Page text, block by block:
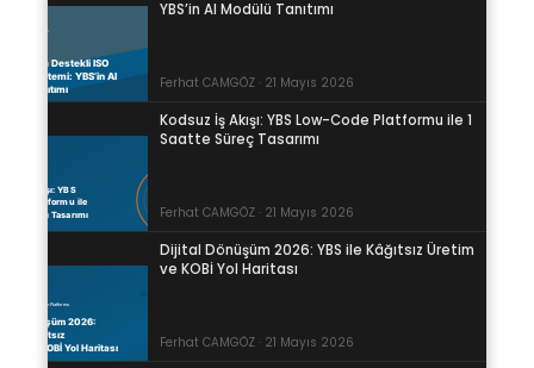
YBS’in AI Modülü Tanıtımı
Ferhat CAMGÖZ · 21 Mayıs 2026
Kodsuz İş Akışı: YBS Low-Code Platformu ile 1
Saatte Süreç Tasarımı
Ferhat CAMGÖZ · 21 Mayıs 2026
Dijital Dönüşüm 2026: YBS ile Kâğıtsız Üretim
ve KOBİ Yol Haritası
Ferhat CAMGÖZ · 21 Mayıs 2026